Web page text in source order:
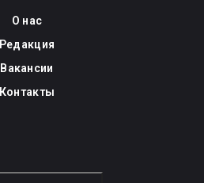
О нас
Редакция
Вакансии
Контакты